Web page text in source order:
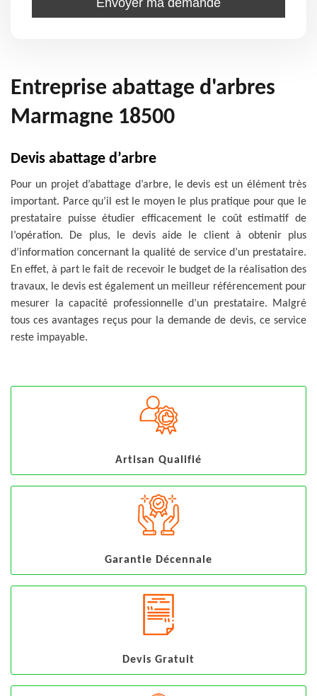
Entreprise abattage d'arbres
Marmagne 18500
Devis abattage d’arbre
Pour un projet d’abattage d’arbre, le devis est un élément très
important. Parce qu’il est le moyen le plus pratique pour que le
prestataire puisse étudier efficacement le coût estimatif de
l’opération. De plus, le devis aide le client à obtenir plus
d’information concernant la qualité de service d’un prestataire.
En effet, à part le fait de recevoir le budget de la réalisation des
travaux, le devis est également un meilleur référencement pour
mesurer la capacité professionnelle d’un prestataire. Malgré
tous ces avantages reçus pour la demande de devis, ce service
reste impayable.
Artisan Qualifié
Garantie Décennale
Devis Gratuit